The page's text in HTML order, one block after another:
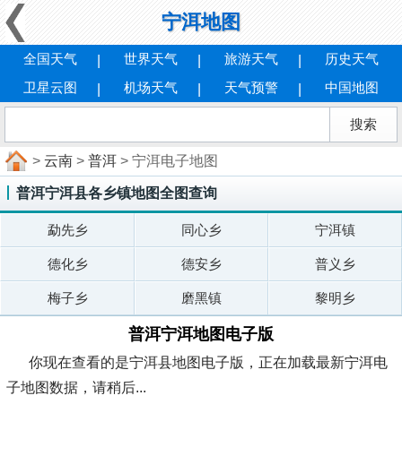
宁洱地图
全国天气 世界天气 旅游天气
历史天气
卫星云图
机场天气 天气预警 中国地图
> 云南 > 普洱 > 宁洱电子地图
普洱宁洱县各乡镇地图全图查询
勐先乡 同心乡 宁洱镇
德化乡 德安乡 普义乡
梅子乡 磨黑镇 黎明乡
普洱宁洱地图电子版
你现在查看的是宁洱县地图电子版，正在加载最新宁洱电
子地图数据，请稍后...